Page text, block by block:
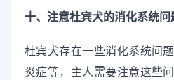
十、注意杜宾犬的消化系统问
杜宾犬存在一些消化系统问
炎症等，主人需要注意这些